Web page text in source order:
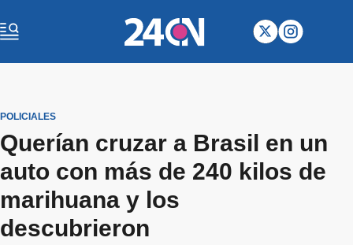
POLICIALES
Querían cruzar a Brasil en un
auto con más de 240 kilos de
marihuana y los
descubrieron